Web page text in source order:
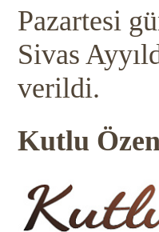
Pazartesi
Sivas
verildi.
Kutlu